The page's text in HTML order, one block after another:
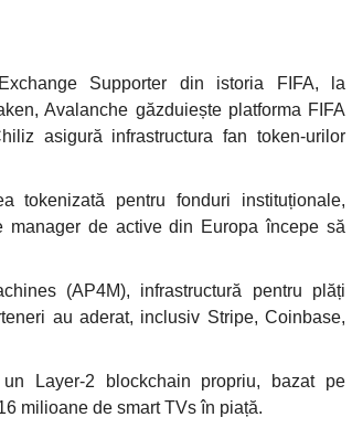
Supporter din istoria FIFA, la
Avalanche găzduiește platforma FIFA
asigură infrastructura fan token-urilor
tokenizată pentru fonduri instituționale,
de active din Europa începe să
(AP4M), infrastructură pentru plăți
au aderat, inclusiv Stripe, Coinbase,
Layer-2 blockchain propriu, bazat pe
milioane de smart TVs în piață.